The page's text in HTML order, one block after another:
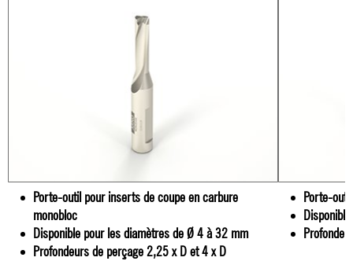
Porte-outil pour inserts de coupe en carbure
monobloc
Disponible pour les diamètres de Ø 4 à 32 mm
Profondeurs de perçage 2,25 x D et 4 x D
Porte-